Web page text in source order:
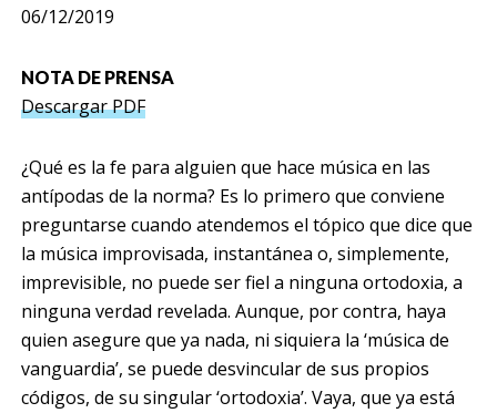
06/12/2019
NOTA DE PRENSA
Descargar PDF
¿Qué es la fe para alguien que hace música en las
antípodas de la norma? Es lo primero que conviene
preguntarse cuando atendemos el tópico que dice que
la música improvisada, instantánea o, simplemente,
imprevisible, no puede ser fiel a ninguna ortodoxia, a
ninguna verdad revelada. Aunque, por contra, haya
quien asegure que ya nada, ni siquiera la ‘música de
vanguardia’, se puede desvincular de sus propios
códigos, de su singular ‘ortodoxia’. Vaya, que ya está